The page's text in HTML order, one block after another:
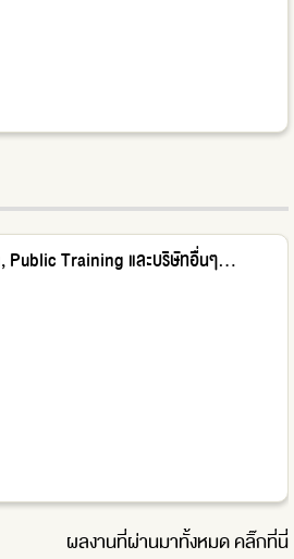
Public Training และบริษัทอื่นๆ...
ผลงานที่ผ่านมาทั้งหมดคลิ๊กที่นี่